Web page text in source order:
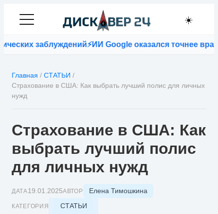
☀️
заблуждений⚡ИИ Google оказался точнее врачей
Главная / СТАТЬИ /
Страхование в США: Как выбрать лучший полис для личных
нужд
Страхование в США: Как
выбрать лучший полис
для личных нужд
ДАТА19.01.2025АВТОР Елена Тимошкина
КАТЕГОРИЯ СТАТЬИ